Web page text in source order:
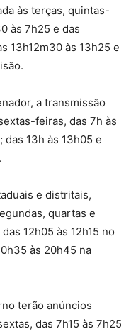
às terças, quintas-
às 7h25 e das
13h12m30 às 13h25 e
a transmissão
feiras, das 7h às
das 13h às 13h05 e
e distritais,
quartas e
12h05 às 12h15 no
às 20h45 na
terão anúncios
das 7h15 às 7h25